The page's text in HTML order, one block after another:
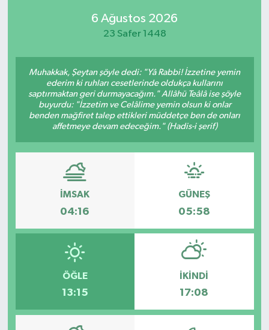
6 Ağustos 2026
23 Safer 1448
Muhakkak, Şeytan şöyle dedi: "Yâ Rabbi! İzzetine yemin
ederim ki ruhları cesetlerinde oldukça kullarını
saptırmaktan geri durmayacağım." Allâhü Teâlâ ise şöyle
buyurdu: "İzzetim ve Celâlime yemin olsun ki onlar
benden mağfiret talep ettikleri müddetçe ben de onları
affetmeye devam edeceğim." (Hadis-i şerif)
İMSAK
04:16
GÜNEŞ
05:58
ÖĞLE
13:15
İKINDI
17:08
FRAGMANLAR